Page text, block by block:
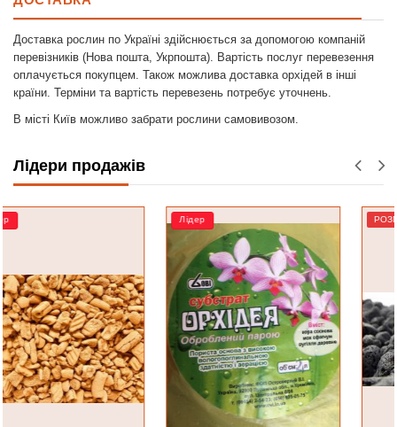
Доставка рослин по Україні здійснюється за допомогою компаній
перевізників (Нова пошта, Укрпошта). Вартість послуг перевезення
оплачується покупцем. Також можлива доставка орхідей в інші
країни. Терміни та вартість перевезень потребує уточнень.
В місті Київ можливо забрати рослини самовивозом.
Лідери продажів